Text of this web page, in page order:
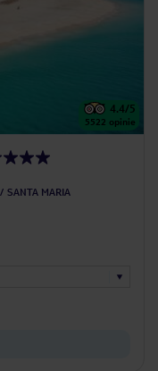
4.4/5
5522 opinie
SANTA MARIA